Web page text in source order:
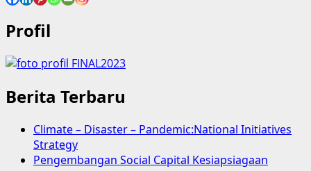
Profil
Berita Terbaru
Climate – Disaster – Pandemic:National Initiatives
Strategy
Pengembangan Social Capital Kesiapsiagaan